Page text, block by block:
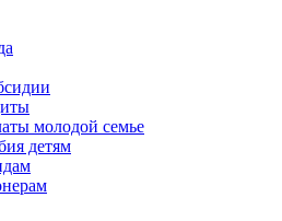
молодой семье
детям